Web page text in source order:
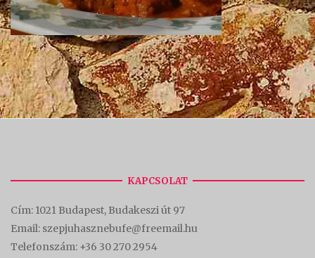
KAPCSOLAT
Cím: 1021 Budapest, Budakeszi út 97
Email: szepjuhasznebufe@freemail.hu
Telefonszám: +36 30 270 2954